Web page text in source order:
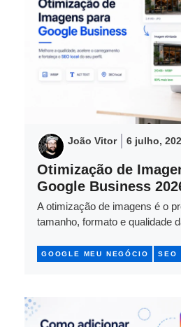
João Vitor 6 julho,
Otimização de
Google Business
A otimização de imagens é o
tamanho, formato e qualidade
GOOGLE MEU NEGÓCIO SEO